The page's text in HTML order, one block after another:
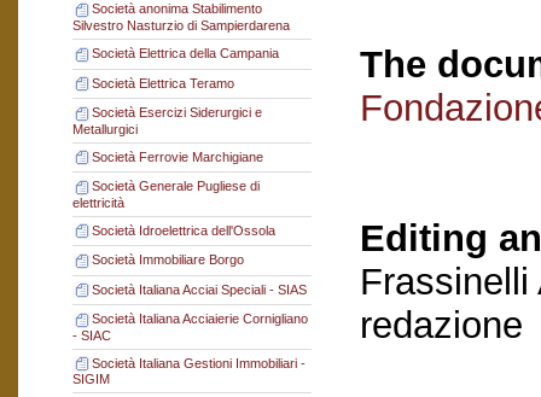
Società anonima Stabilimento
Silvestro Nasturzio di Sampierdarena
Società Elettrica della Campania
Società Elettrica Teramo
Società Esercizi Siderurgici e
Metallurgici
Società Ferrovie Marchigiane
Società Generale Pugliese di
elettricità
Società Idroelettrica dell'Ossola
Società Immobiliare Borgo
Società Italiana Acciai Speciali - SIAS
Società Italiana Acciaierie Cornigliano
- SIAC
Società Italiana Gestioni Immobiliari -
SIGIM
The
Editing
Frassinelli
redazione